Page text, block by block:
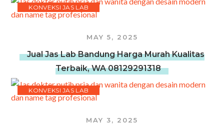
KONVEKSI JAS LAB
MAY 5, 2025
Jual Jas Lab Bandung Harga Murah Kualitas
Terbaik, WA 08129291318
KONVEKSI JAS LAB
MAY 3, 2025